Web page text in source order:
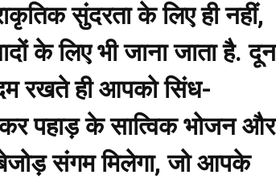
सुंदरता के लिए ही नहीं,
के लिए भी जाना जाता है. दून
रखते ही आपको सिंध-
पहाड़ के सात्विक भोजन और
संगम मिलेगा, जो आपके